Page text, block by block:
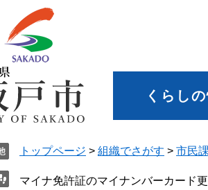
くらし
トップページ > 組織でさがす > 市民課
マイナ免許証のマイナンバーカード